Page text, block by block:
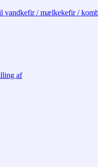
vandkefir / mælkekefir /
af